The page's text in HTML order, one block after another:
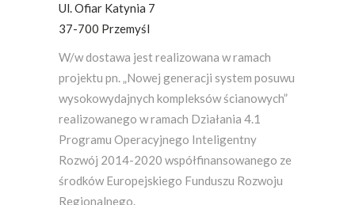
Ul. Ofiar Katynia 7
37-700 Przemyśl
W/w dostawa jest realizowana w ramach
projektu pn. „Nowej generacji system posuwu
wysokowydajnych kompleksów ścianowych”
realizowanego w ramach Działania 4.1
Programu Operacyjnego Inteligentny
Rozwój 2014-2020 współfinansowanego ze
środków Europejskiego Funduszu Rozwoju
Regionalnego.